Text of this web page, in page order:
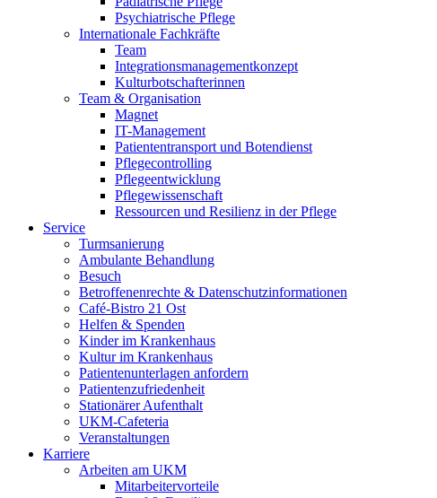
Psychiatrische Pflege
Internationale Fachkräfte
Team
Integrationsmanagementkonzept
Kulturbotschafterinnen
Team & Organisation
Magnet
IT-Management
Patiententransport und Botendienst
Pflegecontrolling
Pflegeentwicklung
Pflegewissenschaft
Ressourcen und Resilienz in der Pflege
Service
Turmsanierung
Ambulante Behandlung
Besuch
Betroffenenrechte & Datenschutzinformationen
Café-Bistro 21 Ost
Helfen & Spenden
Kinder im Krankenhaus
Kultur im Krankenhaus
Patientenunterlagen anfordern
Patientenzufriedenheit
Stationärer Aufenthalt
UKM-Cafeteria
Veranstaltungen
Karriere
Arbeiten am UKM
Mitarbeitervorteile